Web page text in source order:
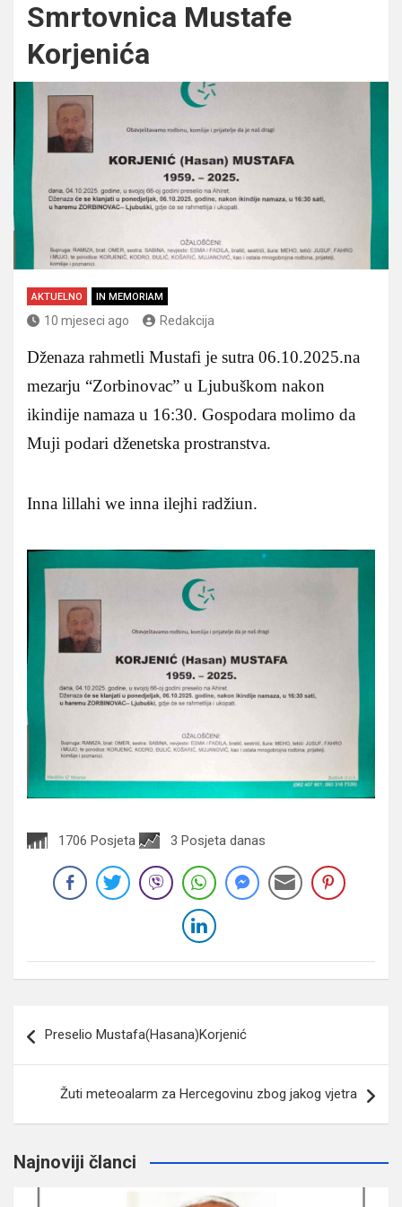
Smrtovnica Mustafe
Korjenića
AKTUELNO IN MEMORIAM
10 mjeseci ago Redakcija
Dženaza rahmetli Mustafi je sutra 06.10.2025.na
mezarju “Zorbinovac” u Ljubuškom nakon
ikindije namaza u 16:30. Gospodara molimo da
Muji podari dženetska prostranstva.
Inna lillahi we inna ilejhi radžiun.
1706 Posjeta 3 Posjeta danas
članaka
Preselio Mustafa(Hasana)Korjenić
Žuti meteoalarm za Hercegovinu zbog jakog vjetra
Najnoviji članci